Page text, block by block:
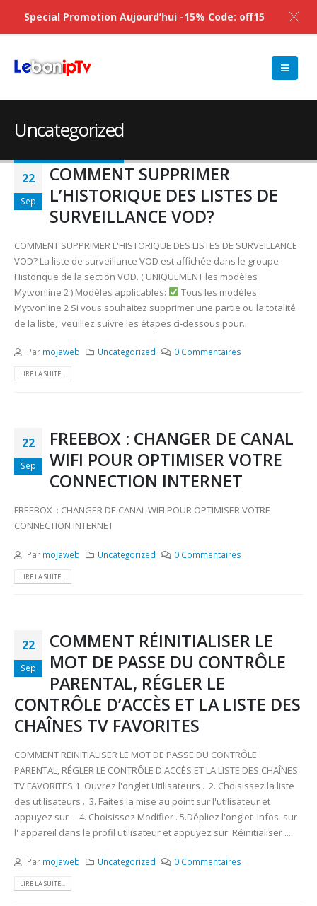
Uncategorized
22
Sep
COMMENT SUPPRIMER
L’HISTORIQUE DES LISTES DE
SURVEILLANCE VOD?
COMMENT SUPPRIMER L'HISTORIQUE DES LISTES DE SURVEILLANCE
VOD? La liste de surveillance VOD est affichée dans le groupe
Historique de la section VOD. ( UNIQUEMENT les modèles
Mytvonline 2 ) Modèles applicables:
Tous les modèles
Mytvonline 2 Si vous souhaitez supprimer une partie ou la totalité
de la liste, veuillez suivre les étapes ci-dessous pour...
Par mojaweb Uncategorized 0 Commentaires
LIRE LA SUITE...
22
Sep
FREEBOX : CHANGER DE CANAL
WIFI POUR OPTIMISER VOTRE
CONNECTION INTERNET
FREEBOX : CHANGER DE CANAL WIFI POUR OPTIMISER VOTRE
CONNECTION INTERNET
Par mojaweb Uncategorized 0 Commentaires
LIRE LA SUITE...
22
Sep
COMMENT RÉINITIALISER LE
MOT DE PASSE DU CONTRÔLE
PARENTAL, RÉGLER LE
CONTRÔLE D’ACCÈS ET LA LISTE DES
CHAÎNES TV FAVORITES
COMMENT RÉINITIALISER LE MOT DE PASSE DU CONTRÔLE
PARENTAL, RÉGLER LE CONTRÔLE D'ACCÈS ET LA LISTE DES CHAÎNES
TV FAVORITES 1. Ouvrez l'onglet Utilisateurs . 2. Choisissez la liste
des utilisateurs . 3. Faites la mise au point sur l'utilisateur et
appuyez sur . 4. Choisissez Modifier . 5.Dépliez l'onglet Infos sur
l' appareil dans le profil utilisateur et appuyez sur Réinitialiser ....
Par mojaweb Uncategorized 0 Commentaires
LIRE LA SUITE...
Special Promotion Aujourd’hui -15% Code: off15